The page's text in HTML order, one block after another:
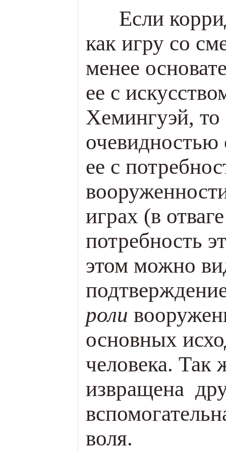
Если
как игру со
менее
ее с
Хемингуэй, то
очевидностью
ее с
играх (в
потребность
этом можно
роли
основных
человека. Так
извращена
воля.